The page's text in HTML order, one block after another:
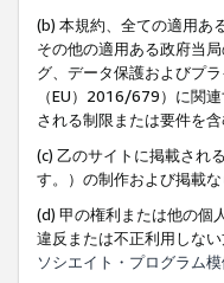
(b) 本規約、全ての適用あ
その他の適用ある政府当
グ、データ保護およびプ
（EU）2016/679）に関
される制限または要件を
(c) 乙のサイトに掲載され
す。）の制作および掲載
(d) 甲の権利または他の個
違反または不正利用しな
ソシエイト・プログラム